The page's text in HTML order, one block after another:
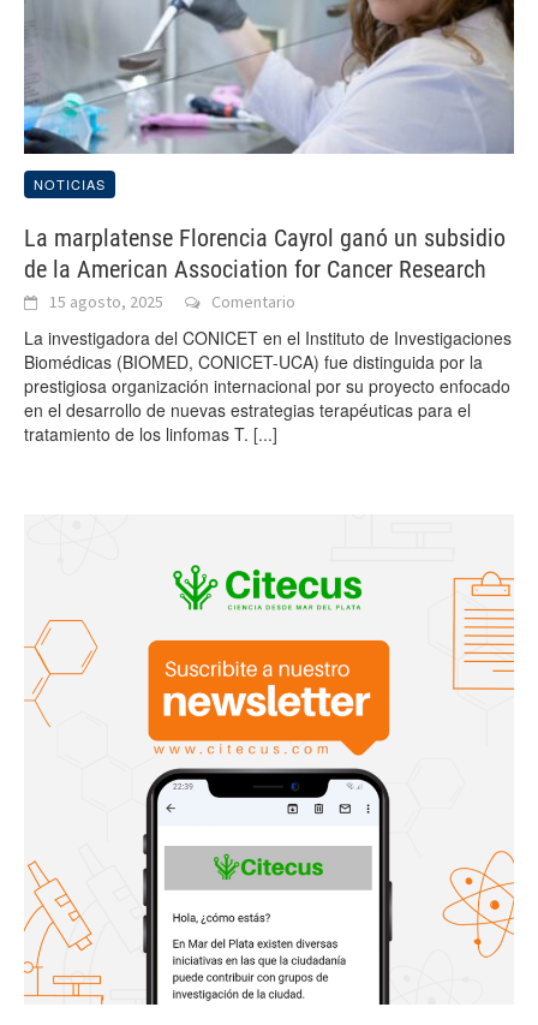
NOTICIAS
La marplatense Florencia Cayrol ganó un subsidio
de la American Association for Cancer Research
15 agosto, 2025 Comentario
La investigadora del CONICET en el Instituto de Investigaciones
Biomédicas (BIOMED, CONICET-UCA) fue distinguida por la
prestigiosa organización internacional por su proyecto enfocado
en el desarrollo de nuevas estrategias terapéuticas para el
tratamiento de los linfomas T. [...]